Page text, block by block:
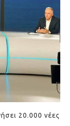
20.000 νέες